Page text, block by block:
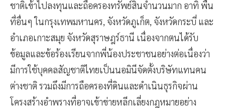
ชาติเข้าไปลงทุนและถือครองทรัพย์สินจำนวนมาก อาทิ พื้น
ที่อื่นๆ ในกรุงเทพมหานคร, จังหวัดภูเก็ต, จังหวัดกระบี่ และ
อำเภอเกาะสมุย จังหวัดสุราษฎร์ธานี เนื่องจากตนได้รับ
ข้อมูลและข้อร้องเรียนจากพี่น้องประชาชนอย่างต่อเนื่องว่า
มีการใช้บุคคลสัญชาติไทยเป็นนอมินีจัดตั้งบริษัทแทนคน
ต่างชาติ รวมถึงมีการถือครองที่ดินและดำเนินธุรกิจผ่าน
โครงสร้างอำพรางที่อาจเข้าข่ายหลีกเลี่ยงกฎหมายอย่าง